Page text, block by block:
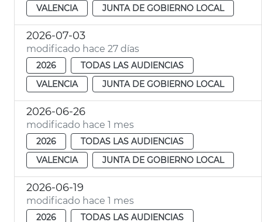
VALENCIA
JUNTA DE GOBIERNO LOCAL
2026-07-03
modificado hace 27 días
2026
TODAS LAS AUDIENCIAS
VALENCIA
JUNTA DE GOBIERNO LOCAL
2026-06-26
modificado hace 1 mes
2026
TODAS LAS AUDIENCIAS
VALENCIA
JUNTA DE GOBIERNO LOCAL
2026-06-19
modificado hace 1 mes
2026 TODAS LAS AUDIENCIAS